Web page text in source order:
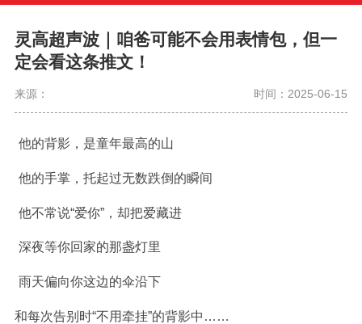
灵高超声波｜咱爸可能不会用表情包，但一
定会看这条推文！
来源： 时间：2025-06-15
他的背影，是童年最高的山
他的手掌，托起过无数跌倒的瞬间
他不常说“爱你”，却把爱藏进
深夜等你回家的那盏灯里
雨天偏向你这边的伞沿下
和每次告别时“不用牵挂”的背影中……